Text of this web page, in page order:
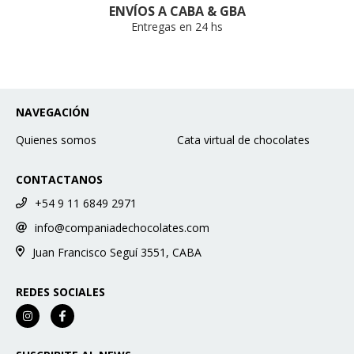
ENVÍOS A CABA & GBA
Entregas en 24 hs
NAVEGACIÓN
Quienes somos
Cata virtual de chocolates
CONTACTANOS
+54 9 11 6849 2971
info@companiadechocolates.com
Juan Francisco Seguí 3551, CABA
REDES SOCIALES